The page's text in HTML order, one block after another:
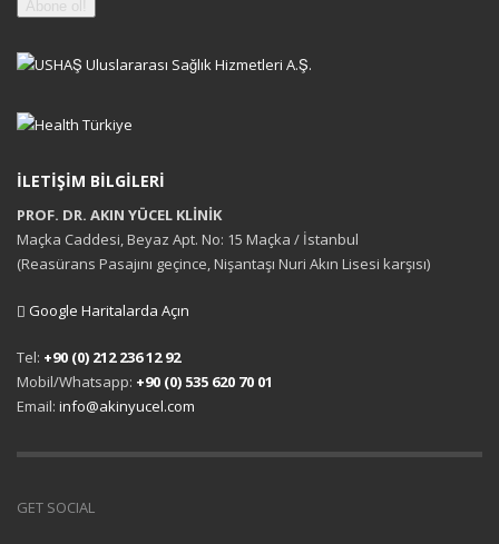
İLETİŞİM BİLGİLERİ
PROF. DR. AKIN YÜCEL KLİNİK
Maçka Caddesi, Beyaz Apt. No: 15 Maçka / İstanbul
(Reasürans Pasajını geçince, Nişantaşı Nuri Akın Lisesi karşısı)
Google Haritalarda Açın
Tel: +90 (0) 212 236 12 92
Mobil/Whatsapp: +90 (0) 535 620 70 01
Email: info@akinyucel.com
GET SOCIAL